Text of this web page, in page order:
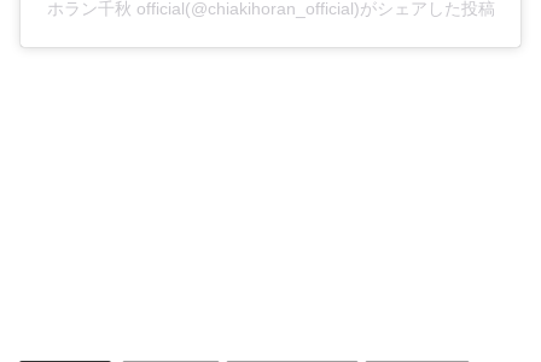
ホラン千秋 official(@chiakihoran_official)がシェアした投稿